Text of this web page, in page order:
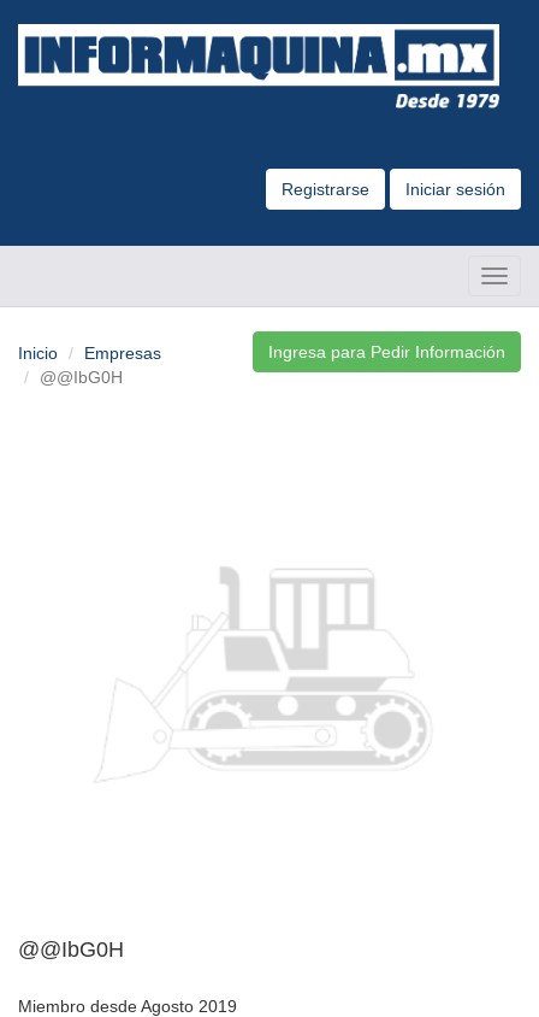
Registrarse Iniciar sesión
Ingresa para Pedir Información
Inicio
Empresas
@@IbG0H
@@IbG0H
Miembro desde Agosto 2019